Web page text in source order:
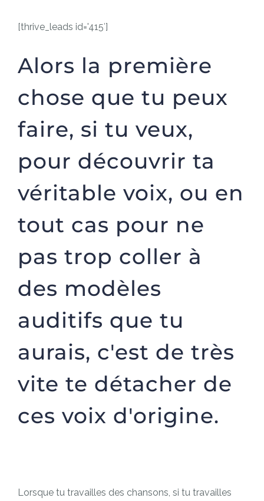
[thrive_leads id='415′]
Alors la première
chose que tu peux
faire, si tu veux,
pour découvrir ta
véritable voix, ou en
tout cas pour ne
pas trop coller à
des modèles
auditifs que tu
aurais, c'est de très
vite te détacher de
ces voix d'origine.
Lorsque tu travailles des chansons, si tu travailles